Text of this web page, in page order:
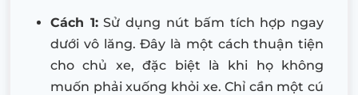
Cách 1:Sử dụng nút bấm tích hợp ngay
dưới vô lăng. Đây là một cách thuận tiện
cho chủ xe, đặc biệt là khi họ không
muốn phải xuống khỏi xe. Chỉ cần một cú